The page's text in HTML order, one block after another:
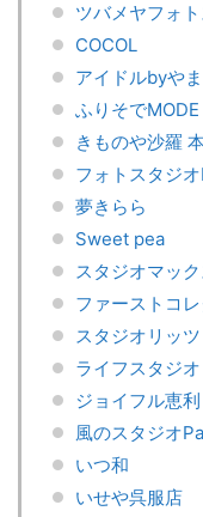
ツバメヤフォ
COCOL
アイドルbyや
ふりそでMODE
きものや沙羅
フォトスタジ
夢きらら
Sweet pea
スタジオマッ
ファーストコ
スタジオリッツ
ライフスタジ
ジョイフル恵利
風のスタジオ
いつ和
いせや呉服店